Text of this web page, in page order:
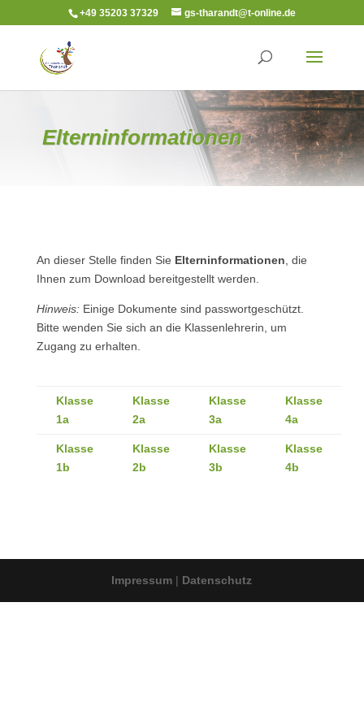
+49 35203 37329 gs-tharandt@t-online.de
Elterninformationen
An dieser Stelle finden Sie Elterninformationen , die
Ihnen zum Download bereitgestellt werden.
Hinweis:Einige Dokumente sind passwortgeschützt.
Bitte wenden Sie sich an die Klassenlehrerin, um
Zugang zu erhalten.
Klasse
1a
Klasse
2a
Klasse
3a
Klasse
4a
Klasse
1b
Klasse
2b
Klasse
3b
Klasse
4b
Impressum | Datenschutz